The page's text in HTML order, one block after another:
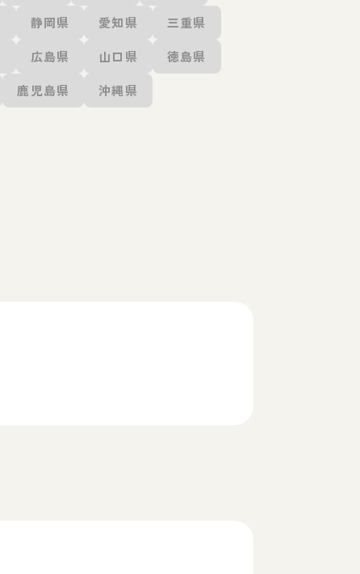
静岡県 愛知県
三重県
広島県 山口県
徳島県
鹿児島県 沖縄県